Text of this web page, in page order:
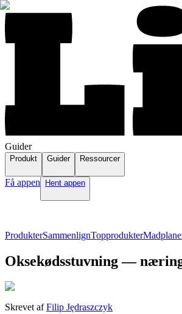
Guider
Produkt Guider Ressourcer
Få appen Hent appen
ProdukterSammenlignTopprodukter
Oksekødsstuvning —
Skrevet af Filip Jędraszczyk